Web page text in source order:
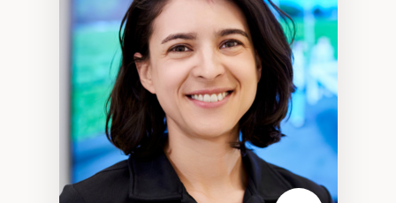
Élites économiques
Sociologie économique
Extractivisme
Classes sociales
Mouvements sociaux
Théories de l’État